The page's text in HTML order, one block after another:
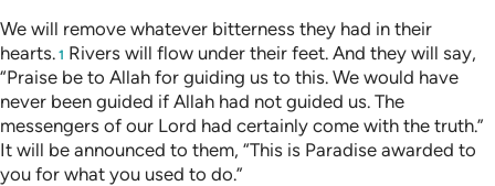
We will remove whatever bitterness they had in their
hearts. 1 Rivers will flow under their feet. And they will say,
“Praise be to Allah for guiding us to this. We would have
never been guided if Allah had not guided us. The
messengers of our Lord had certainly come with the truth.”
It will be announced to them, “This is Paradise awarded to
you for what you used to do.”